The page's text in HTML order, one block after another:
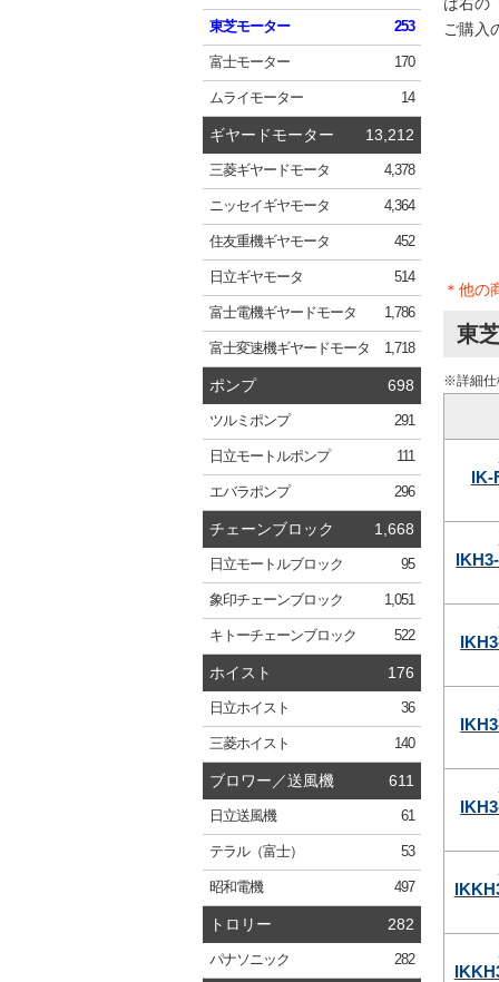
東芝モーター 253
富士モーター 170
ムライモーター 14
ギヤードモーター 13,212
三菱ギヤードモータ 4,378
ニッセイギヤモータ 4,364
住友重機ギヤモータ 452
日立ギヤモータ 514
富士電機ギヤードモータ 1,786
富士変速機ギヤードモータ 1,718
ポンプ 698
ツルミ ポンプ 291
日立モートルポンプ 111
エバラポンプ 296
チェーンブロック 1,668
日立モートルブロック 95
象印チェーンブロック 1,051
キトーチェーンブロック 522
ホイスト 176
日立ホイスト 36
三菱ホイスト 140
ブロワー／送風機 611
日立送風機 61
テラル（富士） 53
昭和電機 497
トロリー 282
パナソニック 282
ご購入
＊他の
東
※詳細仕
IK-